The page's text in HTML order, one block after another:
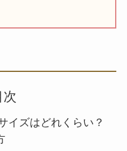
次
イズはどれくらい？